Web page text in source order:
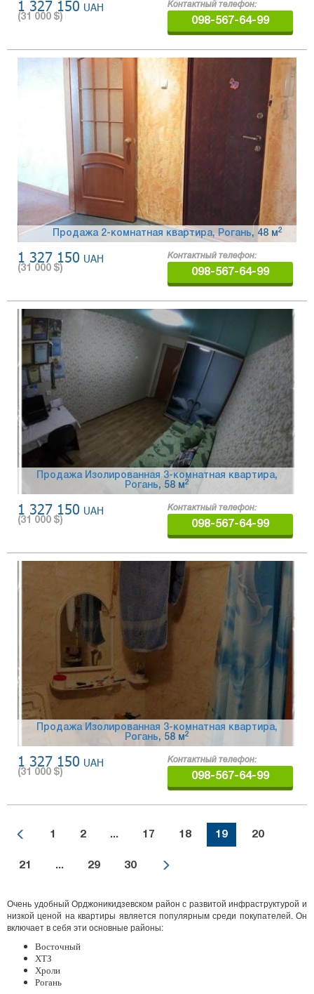
1 327 150 UAH
(31 000 $)
Контактный телефон:
098-567-64-99
Продажа 2-комнатная квартира, Рогань, 48 м 2
1 327 150 UAH
(31 000 $)
Контактный телефон:
098-567-64-99
Продажа Изолированная 3-комнатная квартира,
Рогань, 58 м 2
1 327 150 UAH
(31 000 $)
Контактный телефон:
098-567-64-99
Продажа Изолированная 3-комнатная квартира,
Рогань, 58 м2
1 327 150 UAH
(31 000 $)
Контактный телефон:
098-567-64-99
1 2 ... 17 18 19 20
21 ... 29 30
Очень удобный Орджоникидзевском район с развитой инфраструктурой и
низкой ценой на квартиры является популярным среди покупателей. Он
включает в себя эти основные районы:
Восточный
ХТЗ
Хроли
Рогань